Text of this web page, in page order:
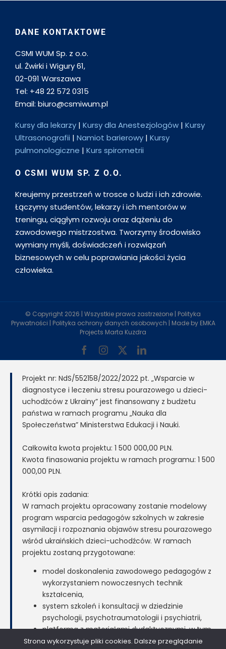
DANE KONTAKTOWE
CSMI WUM Sp. z o.o.
ul. Żwirki i Wigury 61,
02-091 Warszawa
Tel: +48 22 572 0315
Email: biuro@csmiwum.pl
Kursy dla lekarzy | Kursy dla Anestezjologów | Kursy
Ultrasonografii | Namiot barierowy | Kursy
pulmonologiczne | Kurs spirometrii
O CSMI WUM SP. Z O.O.
Kreujemy przestrzeń w trosce o ludzi i ich zdrowie.
Łączymy studentów, lekarzy i ich mentorów w
treningu, ciągłym rozwoju oraz dążeniu do
zawodowego mistrzostwa. Tworzymy środowisko
wymiany myśli, doświadczeń i rozwiązań
biznesowych w celu poprawiania jakości życia
człowieka.
© Copyright 2026 | Wszystkie prawa zastrzeżone | Polityka
Prywatności | Polityka ochrony danych osobowych | Made by EMKA
Projects Marta Kuzdra
FacebookInstagram LinkedIn
Projekt nr: NdS/552158/2022/2022 pt. „Wsparcie w
diagnostyce i leczeniu stresu pourazowego u dzieci-
uchodźców z Ukrainy” jest finansowany z budżetu
państwa w ramach programu „Nauka dla
Społeczeństwa” Ministerstwa Edukacji i Nauki.
Całkowita kwota projektu: 1 500 000,00 PLN.
Kwota finasowania projektu w ramach programu: 1 500
000,00 PLN.
Krótki opis zadania:
W ramach projektu opracowany zostanie modelowy
program wsparcia pedagogów szkolnych w zakresie
asymilacji i rozpoznania objawów stresu pourazowego
wśród ukraińskich dzieci-uchodźców. W ramach
projektu zostaną przygotowane:
model doskonalenia zawodowego pedagogów z
wykorzystaniem nowoczesnych technik
kształcenia,
system szkoleń i konsultacji w dziedzinie
psychologii, psychotraumatologii i psychiatrii,
platforma z materiałami dydaktycznymi, w tym
narzędziami w technologii wirtualnej
Strona wykorzystuje pliki cookies. Dalsze przeglądanie